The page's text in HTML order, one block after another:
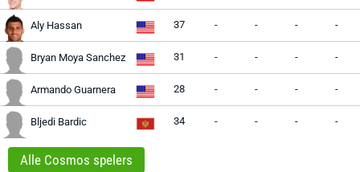
Aly Hassan 37 - - - -
Bryan Moya Sanchez 31 - - - -
Armando Guarnera 28 - - - -
Bljedi Bardic 34 - - - -
Alle Cosmos spelers